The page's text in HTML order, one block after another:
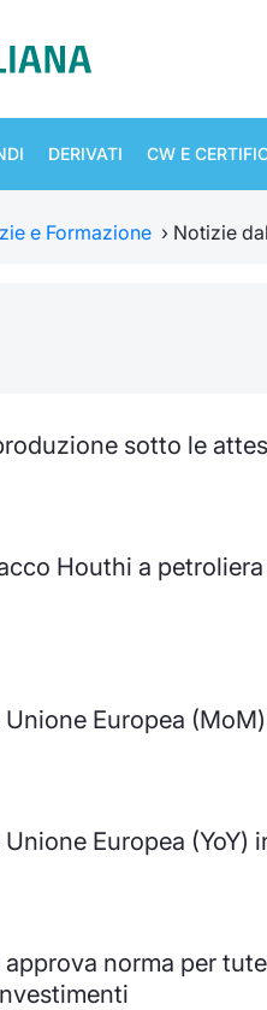
DERIVATI CW E
e Formazione › Notizie
sotto le
Houthi a
Europea
Europea (YoY)
norma per